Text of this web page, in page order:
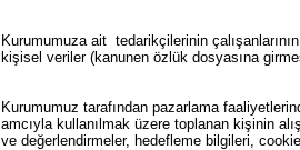
Kurumumuza ait tedarikçilerinin
kişisel veriler (kanunen özlük dosyasına
Kurumumuz tarafından pazarlama
amcıyla kullanılmak üzere toplanan kişinin
ve değerlendirmeler, hedefleme bilgileri,